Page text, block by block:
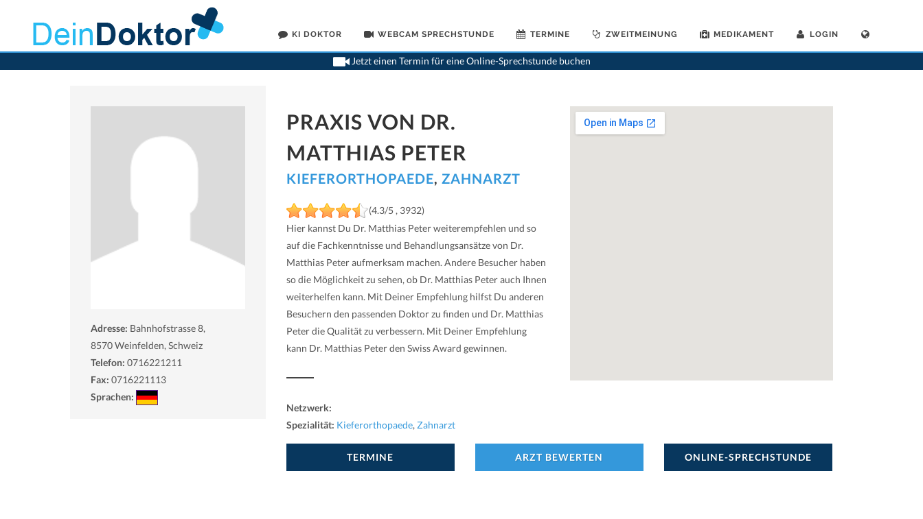
KI DOKTOR WEBCAM SPRECHSTUNDE TERMINE ZWEITMEINUNG MEDIKAMENT LOGIN
Jetzt einen Termin für eine Online-Sprechstunde buchen
>Kieferorthopaeden>Weinfelden>Dr. Matthias Peter>Praxis von Dr. Matthias Peter
Adresse: Bahnhofstrasse 8,
8570Weinfelden, Schweiz
Telefon: 0716221211
Fax: 0716221113
Sprachen:
PRAXIS VON DR.
MATTHIAS PETER
KIEFERORTHOPAEDE, ZAHNARZT
(4.3/5 , 3932)
Hier kannst Du Dr. Matthias Peter weiterempfehlen und so
auf die Fachkenntnisse und Behandlungsansätze von Dr.
Matthias Peter aufmerksam machen. Andere Besucher haben
so die Möglichkeit zu sehen, ob Dr. Matthias Peter auch Ihnen
weiterhelfen kann. Mit Deiner Empfehlung hilfst Du anderen
Besuchern den passenden Doktor zu finden und Dr. Matthias
Peter die Qualität zu verbessern. Mit Deiner Empfehlung
kann Dr. Matthias Peter den Swiss Award gewinnen.
Netzwerk:
Spezialität: Kieferorthopaede,Zahnarzt
TERMINE ARZT BEWERTEN ONLINE-SPRECHSTUNDE